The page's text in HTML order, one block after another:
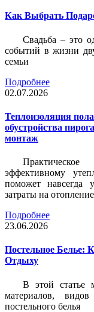
Как Выбрать
Свадьба – это
событий в жизни
семьи
Подробнее
02.07.2026
Теплоизоляция
обустройства
монтаж
эффективному
поможет навсегда
затраты на
Подробнее
23.06.2026
Постельное Белье:
Отдыху
В этой статье
материалов,
постельного белья